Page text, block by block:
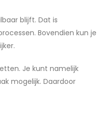
blijft. Dat is
Bovendien kun je
Je kunt namelijk
mogelijk. Daardoor